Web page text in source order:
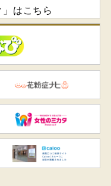
」はこちら
煙.jp
、ふせごう。慢性腎臓
のはなし.com